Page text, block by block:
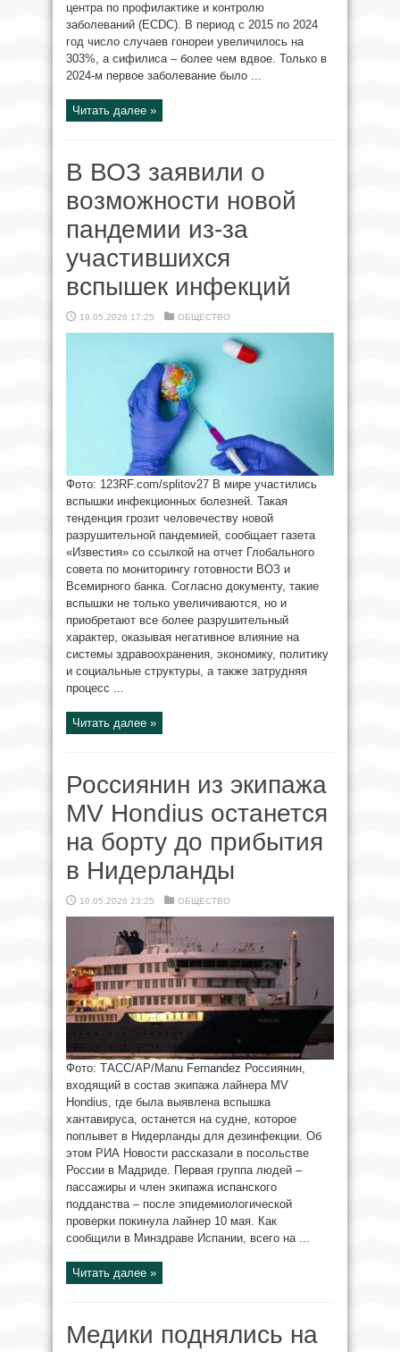
центра по профилактике и контролю
заболеваний (ECDC). В период с 2015 по 2024
год число случаев гонореи увеличилось на
303%, а сифилиса – более чем вдвое. Только в
2024-м первое заболевание было ...
Читать далее »
В ВОЗ заявили о
возможности новой
пандемии из-за
участившихся
вспышек инфекций
19.05.2026 17:25 ОБЩЕСТВО
Фото: 123RF.com/splitov27 В мире участились
вспышки инфекционных болезней. Такая
тенденция грозит человечеству новой
разрушительной пандемией, сообщает газета
«Известия» со ссылкой на отчет Глобального
совета по мониторингу готовности ВОЗ и
Всемирного банка. Согласно документу, такие
вспышки не только увеличиваются, но и
приобретают все более разрушительный
характер, оказывая негативное влияние на
системы здравоохранения, экономику, политику
и социальные структуры, а также затрудняя
процесс ...
Читать далее »
Россиянин из экипажа
MV Hondius останется
на борту до прибытия
в Нидерланды
10.05.2026 23:25 ОБЩЕСТВО
Фото: ТАСС/AP/Manu Fernandez Россиянин,
входящий в состав экипажа лайнера MV
Hondius, где была выявлена вспышка
хантавируса, останется на судне, которое
поплывет в Нидерланды для дезинфекции. Об
этом РИА Новости рассказали в посольстве
России в Мадриде. Первая группа людей –
пассажиры и член экипажа испанского
подданства – после эпидемиологической
проверки покинула лайнер 10 мая. Как
сообщили в Минздраве Испании, всего на ...
Читать далее »
Медики поднялись на